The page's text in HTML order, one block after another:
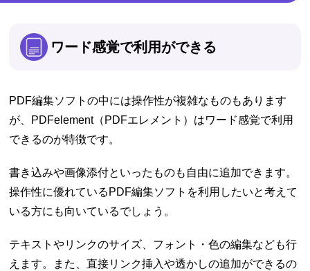
ワード感覚で利用ができる
PDF編集ソフトの中には操作性が複雑なものもあります
が、PDFelement（PDFエレメント）はワード感覚で利用
できるのが特徴です。
書き込みや画像添付といったものも自由に追加できます。
操作性に優れているPDF編集ソフトを利用したいと考えて
いる方にも向いているでしょう。
テキストやリンクのサイズ、フォント・色の編集なども行
えます。また、直接リンク挿入や透かしの追加ができるの